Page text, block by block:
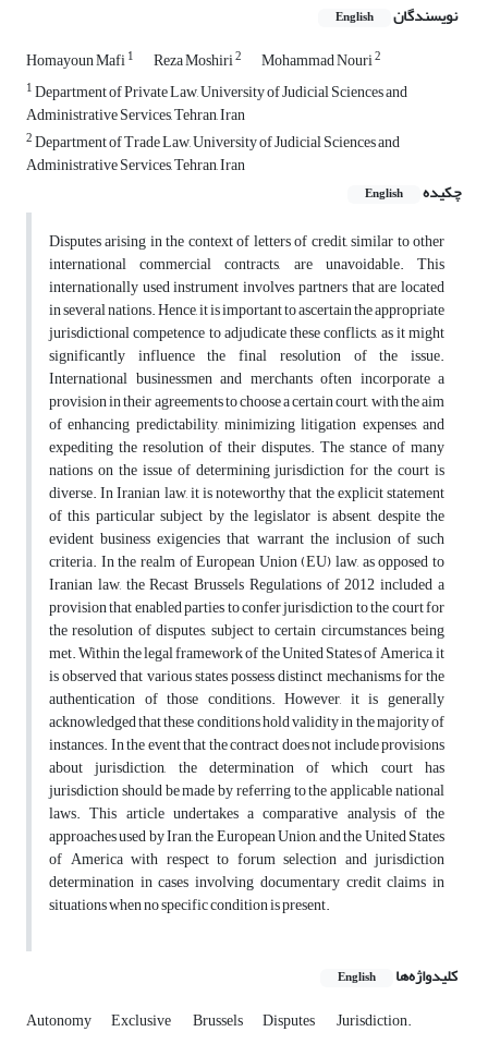
نویسندگان English
Homayoun Mafi1 Reza Moshiri2 Mohammad Nouri2
1Department of Private Law, University of Judicial Sciences and
Administrative Services, Tehran, ‎Iran‎
2Department of Trade Law, University of Judicial Sciences and
Administrative Services, Tehran, ‎Iran‎
چکیده
English
Disputes arising in the context of letters of credit, similar to other
international commercial contracts, are unavoidable. This
internationally used instrument involves partners that are located
in several nations. Hence, it is important to ascertain the appropriate
jurisdictional competence to adjudicate these conflicts, as it might
significantly influence the final resolution of the issue.
International businessmen and merchants often incorporate a
provision in their agreements to choose a certain court, with the aim
of enhancing predictability, minimizing litigation expenses, and
expediting the resolution of their disputes. The stance of many
nations on the issue of determining jurisdiction for the court is
diverse. In Iranian law, it is noteworthy that the explicit statement
of this particular subject by the legislator is absent, despite the
evident business exigencies that warrant the inclusion of such
criteria. In the realm of European Union (EU) law, as opposed to
Iranian law, the Recast Brussels Regulations of 2012 included a
provision that enabled parties to confer jurisdiction to the court for
the resolution of disputes, subject to certain circumstances being
met. Within the legal framework of the United States of America, it
is observed that various states possess distinct mechanisms for the
authentication of those conditions. However, it is generally
acknowledged that these conditions hold validity in the majority of
instances. In the event that the contract does not include provisions
about jurisdiction, the determination of which court has
jurisdiction should be made by referring to the applicable national
laws. This article undertakes a comparative analysis of the
approaches used by Iran, the European Union, and the United States
of America with respect to forum selection and jurisdiction
determination in cases involving documentary credit claims in
situations when no specific condition is present.
کلیدواژه‌ها English
Autonomy Exclusive ‎ Brussels Disputes ‎ Jurisdiction.‎